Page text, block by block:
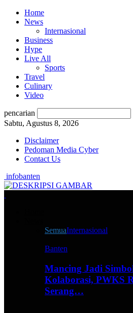
Home
News
Internasional
Business
Hype
Live All
Sports
Travel
Culinary
Video
pencarian
Sabtu, Agustus 8, 2026
Disclaimer
Pedoman Media Cyber
Contact Us
infobanten
SemuaInternasional
Banten
Mancing Jadi
Kolaborasi, PWKS
Serang…